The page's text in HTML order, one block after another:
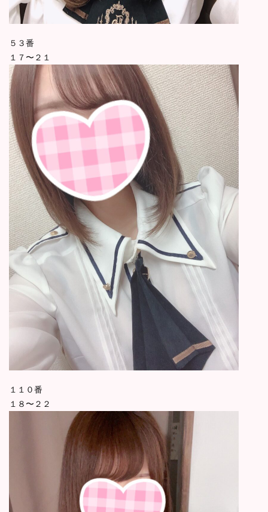
５３番
１７〜２１
１１０番
１８〜２２